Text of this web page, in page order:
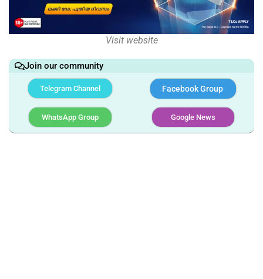
Visit website
Join our community
Telegram Channel Facebook Group
WhatsApp Group Google News